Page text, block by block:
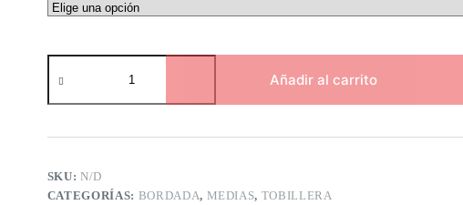
Medias
Akropoli
Pastel
Añadir al carrito
SKU:N/D
CATEGORÍAS: BORDADA, MEDIAS, TOBILLERA